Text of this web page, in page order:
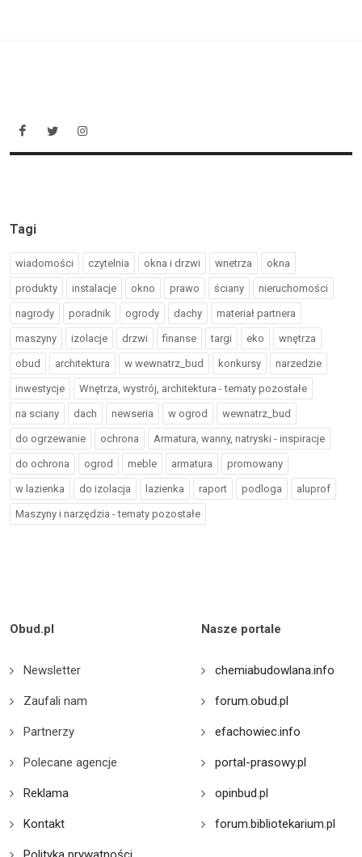
Tagi
wiadomości czytelnia okna i drzwi wnetrza okna
produkty instalacje okno prawo ściany nieruchomości
nagrody poradnik ogrody dachy materiał partnera
maszyny izolacje drzwi finanse targi eko wnętrza
obud architektura w wewnatrz_bud konkursy narzedzie
inwestycje Wnętrza, wystrój, architektura - tematy pozostałe
na sciany dach newseria w ogrod wewnatrz_bud
do ogrzewanie ochrona Armatura, wanny, natryski - inspiracje
do ochrona ogrod meble armatura promowany
w lazienka do izolacja lazienka raport podloga aluprof
Maszyny i narzędzia - tematy pozostałe
Obud.pl
Newsletter
Zaufali nam
Partnerzy
Polecane agencje
Reklama
Kontakt
Nasze portale
chemiabudowlana.info
forum.obud.pl
efachowiec.info
portal-prasowy.pl
opinbud.pl
forum.bibliotekarium.pl